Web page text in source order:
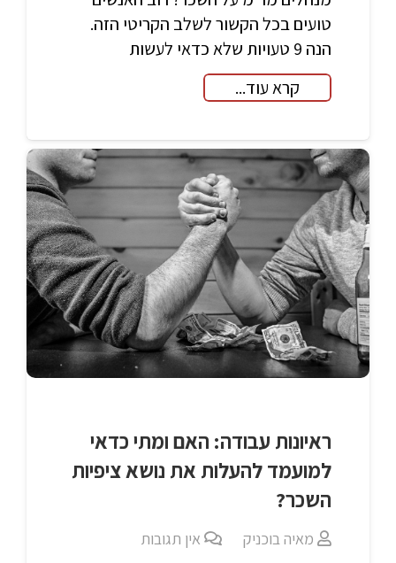
טועים בכל הקשור לשלב הקריטי הזה.
הנה 9 טעויות שלא כדאי לעשות
קרא עוד...
ראיונות עבודה: האם ומתי כדאי
למועמד להעלות את נושא ציפיות
השכר?
מאיה בוכניק אין תגובות